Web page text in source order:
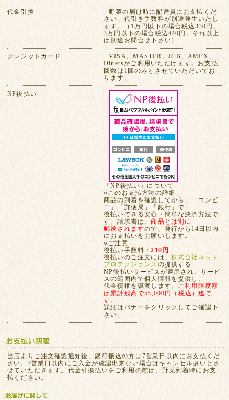
代金引換
野菜の届け時に配達員にお支払くだ
さい。代引き手数料が別途発生いたし
ます。（1万円以下の場合税込330円、
3万円以下の場合税込440円。それ以上
は別途お問合せ下さい）
クレジットカード
VISA、MASTER、JCB、AMEX、
Dinersがご利用いただけます。お支払
回数は1回のみとさせていただいてお
ります。
NP後払い
「NP後払い」について
○このお支払方法の詳細
商品の到着を確認してから、「コンビ
ニ」「郵便局」「銀行」で
後払いできる安心・簡単な決済方法で
す。請求書は、商品とは別に
郵送されますので、発行から14日以内
にお支払いをお願いします。
○ご注意
後払い手数料：210円
後払いのご注文には、 株式会社ネット
プロテクションズの提供する
NP後払いサービスが適用され、サービ
スの範囲内で個人情報を提供し、
代金債権を譲渡します。 ご利用限度額
は累計残高で55,000円（税込）迄で
す。
詳細はバナーをクリックしてご確認下
さい。
当店よりご注文確認通知後、銀行振込の方は7営業日以内にお支払くだ
さい。7営業日以内にご入金が確認出来ない場合はキャンセル扱いとさ
せていただきます。代金引換払いをご利用の際は、野菜到着時にお支
払ください。